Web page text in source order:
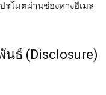
โมตผ่านช่องทางอีเมล
ธ์ (Disclosure)